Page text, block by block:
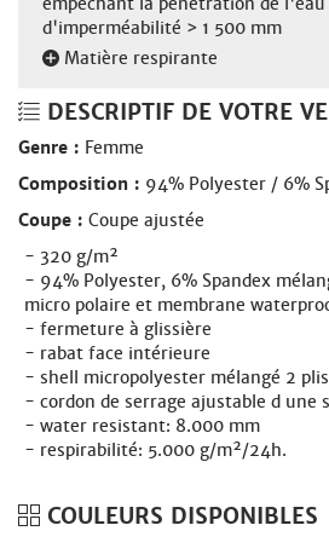
d'imperméabilité > 1 500 mm
Matière respirante
DESCRIPTIF DE VOTRE
Genre : Femme
Composition : 94% Polyester / 6%
Coupe : Coupe ajustée
320 g/m²
94% Polyester, 6% Spandex
micro polaire et membrane
fermeture à glissière
rabat face intérieure
shell micropolyester mélangé 2 plis
cordon de serrage ajustable d une
water resistant: 8.000 mm
respirabilité: 5.000 g/m²/24h.
COULEURS DISPONIBLES